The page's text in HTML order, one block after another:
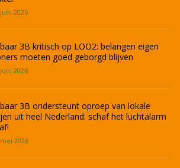
2026
3B kritisch op LOO2: belangen eigen
moeten goed geborgd blijven
2026
3B ondersteunt oproep van lokale
uit heel Nederland: schaf het luchtalarm
2026